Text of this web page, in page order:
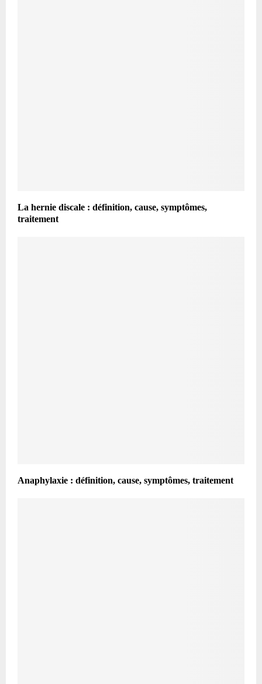
La hernie discale : définition, cause, symptômes,
traitement
Anaphylaxie : définition, cause, symptômes, traitement